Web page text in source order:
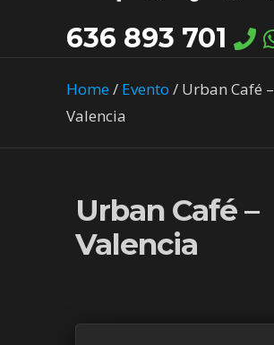
636 893 701
Home/ Evento / Urban Café –
Valencia
Urban Café –
Valencia